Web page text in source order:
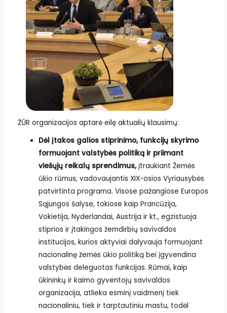
ŽŪR organizacijos aptarė eilę aktualių klausimų:
Dėl įtakos galios stiprinimo, funkcijų skyrimo
formuojant valstybės politiką ir priimant
viešųjų reikalų sprendimus,įtraukiant Žemės
ūkio rūmus, vadovaujantis XIX-osios Vyriausybės
patvirtinta programa. Visose pažangiose Europos
Sąjungos šalyse, tokiose kaip Prancūzija,
Vokietija, Nyderlandai, Austrija ir kt., egzistuoja
stiprios ir įtakingos žemdirbių savivaldos
institucijos, kurios aktyviai dalyvauja formuojant
nacionalinę žemės ūkio politiką bei įgyvendina
valstybės deleguotas funkcijas. Rūmai, kaip
ūkininkų ir kaimo gyventojų savivaldos
organizacija, atlieka esminį vaidmenį tiek
nacionaliniu, tiek ir tarptautiniu mastu, todėl